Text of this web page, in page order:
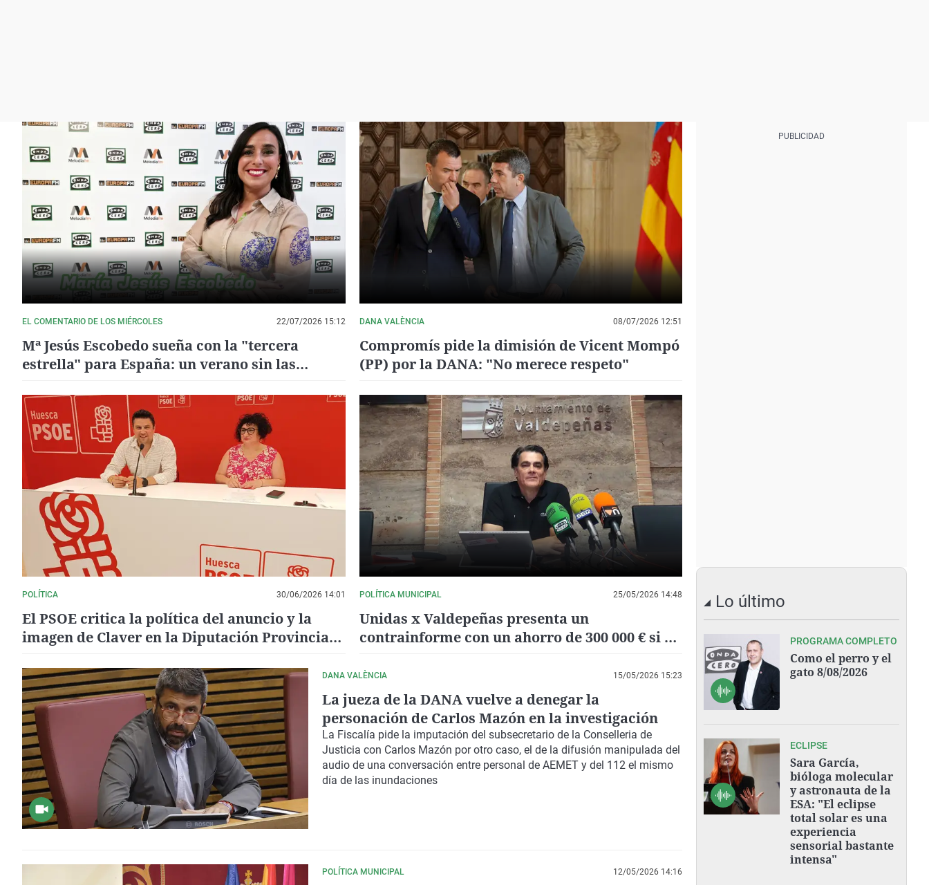
EL COMENTARIO DE LOS MIÉRCOLES 22/07/2026 15:12
Mª Jesús Escobedo sueña con la "tercera
estrella" para España: un verano sin las
DANA VALÈNCIA 08/07/2026 12:51
Compromís pide la dimisión de Vicent Mompó
(PP) por la DANA: "No merece respeto"
POLÍTICA 30/06/2026 14:01
El PSOE critica la política del anuncio y la
imagen de Claver en la Diputación Provincial
POLÍTICA MUNICIPAL 25/05/2026 14:48
Unidas x Valdepeñas presenta un
contrainforme con un ahorro de 300 000 € si el
DANA VALÈNCIA 15/05/2026 15:23
La jueza de la DANA vuelve a denegar la
personación de Carlos Mazón en la investigación
La Fiscalía pide la imputación del subsecretario de la Conselleria de
Justicia con Carlos Mazón por otro caso, el de la difusión manipulada del
audio de una conversación entre personal de AEMET y del 112 el mismo
día de las inundaciones
POLÍTICA MUNICIPAL 12/05/2026 14:16
Lo último
PROGRAMA COMPLETO
Como el perro y el
gato 8/08/2026
ECLIPSE
Sara García,
bióloga molecular
y astronauta de la
ESA: "El eclipse
total solar es una
experiencia
sensorial bastante
intensa"